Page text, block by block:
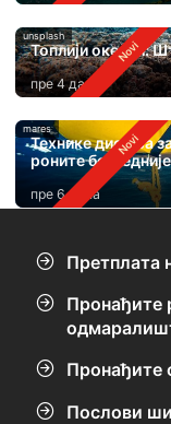
unsplash
Топлији океани:
пре 4 дана
mares
Технике дисања
роните безбедније
пре 6 дана
Претплата
Пронађите
Пронађите
Послови